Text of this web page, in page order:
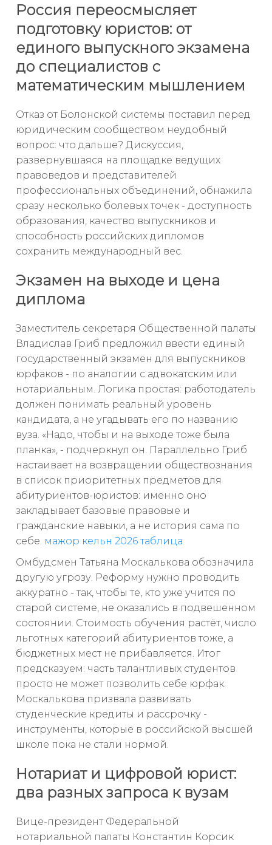
Россия переосмысляет
подготовку юристов: от
единого выпускного экзамена
до специалистов с
математическим мышлением
Отказ от Болонской системы поставил перед
юридическим сообществом неудобный
вопрос: что дальше? Дискуссия,
развернувшаяся на площадке ведущих
правоведов и представителей
профессиональных объединений, обнажила
сразу несколько болевых точек - доступность
образования, качество выпускников и
способность российских дипломов
сохранить международный вес.
Экзамен на выходе и цена
диплома
Заместитель секретаря Общественной палаты
Владислав Гриб предложил ввести единый
государственный экзамен для выпускников
юрфаков - по аналогии с адвокатским или
нотариальным. Логика простая: работодатель
должен понимать реальный уровень
кандидата, а не угадывать его по названию
вуза. «Надо, чтобы и на выходе тоже была
планка», - подчеркнул он. Параллельно Гриб
настаивает на возвращении обществознания
в список приоритетных предметов для
абитуриентов-юристов: именно оно
закладывает базовые правовые и
гражданские навыки, а не история сама по
себе. мажор кельн 2026 таблица
Омбудсмен Татьяна Москалькова обозначила
другую угрозу. Реформу нужно проводить
аккуратно - так, чтобы те, кто уже учится по
старой системе, не оказались в подвешенном
состоянии. Стоимость обучения растёт, число
льготных категорий абитуриентов тоже, а
бюджетных мест не прибавляется. Итог
предсказуем: часть талантливых студентов
просто не может позволить себе юрфак.
Москалькова призвала развивать
студенческие кредиты и рассрочку -
инструменты, которые в российской высшей
школе пока не стали нормой.
Нотариат и цифровой юрист:
два разных запроса к вузам
Вице-президент Федеральной
нотариальной палаты Константин Корсик